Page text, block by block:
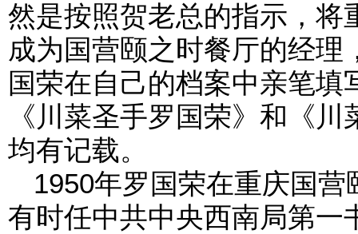
然是按照贺老总的指示，将
成为国营颐之时餐厅的经
国荣在自己的档案中亲笔
《川菜圣手罗国荣》和《
均有记载。
1950年罗国荣在重庆国
有时任中共中央西南局第一